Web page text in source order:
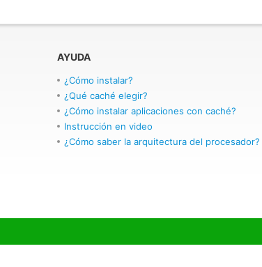
AYUDA
¿Cómo instalar?
¿Qué caché elegir?
¿Cómo instalar aplicaciones con caché?
Instrucción en video
¿Cómo saber la arquitectura del procesador?